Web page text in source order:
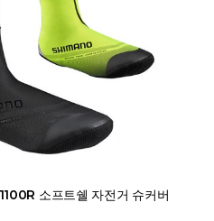
소프트쉘 자전거 슈커버